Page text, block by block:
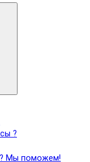
?
Мы поможем!